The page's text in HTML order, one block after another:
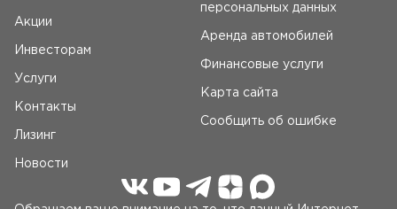
Акции
Инвесторам
Услуги
Контакты
Лизинг
Новости
персональных данных
Аренда автомобилей
Финансовые услуги
Карта сайта
Сообщить об ошибке